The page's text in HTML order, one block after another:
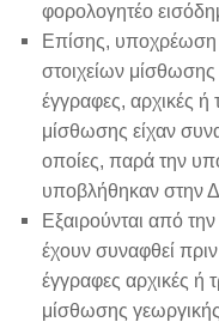
φορολογητέο
Επίσης,
στοιχείων
έγγραφες, αρχικές ή
μίσθωσης είχαν
οποίες, παρά την
υποβλήθηκαν στην
Εξαιρούνται από
έχουν συναφθεί πριν
έγγραφες αρχικές ή
μίσθωσης